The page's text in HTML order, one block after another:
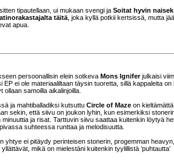
tipautellaan, ui mukaan svengi ja Soitat hyvin
täitä , joka kyllä potkii kertsissä, mutta
apua.
persoonallisin elein sotkeva Mons Igniferjulkaisi
ei ole materiaaliltaan täysin tuoretta, sillä kappaleita on
samoilla aikalinjoilla.
ja mahtiballadiksi kutsuttu Circle of Maze on
sekin, että siivu on joukon lyhin, kun esimerkiksi
ja risat. Tarttuvin siivu saattaa kuitenkin löytyä
suhteessa runttaa ja melodisuutta.
yhtye ei pitäydy perinteisen stonerin, progemman
mikä on mielestäni kuitenkin tyylillistä ’puhtautta’